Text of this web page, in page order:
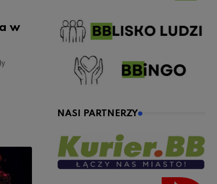
w
NASI PARTNERZY